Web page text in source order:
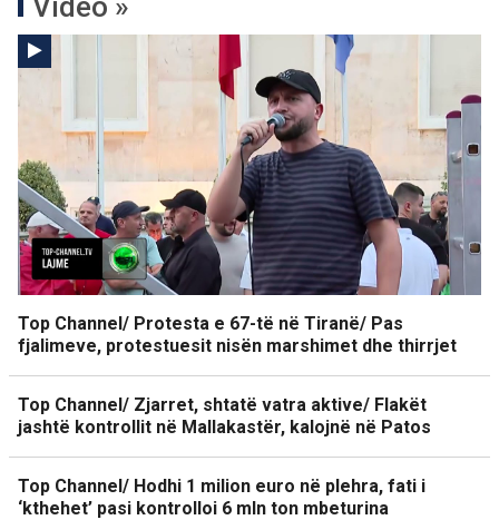
Video »
Top Channel/ Protesta e 67-të në Tiranë/ Pas
fjalimeve, protestuesit nisën marshimet dhe thirrjet
Top Channel/ Zjarret, shtatë vatra aktive/ Flakët
jashtë kontrollit në Mallakastër, kalojnë në Patos
Top Channel/ Hodhi 1 milion euro në plehra, fati i
‘kthehet’ pasi kontrolloi 6 mln ton mbeturina